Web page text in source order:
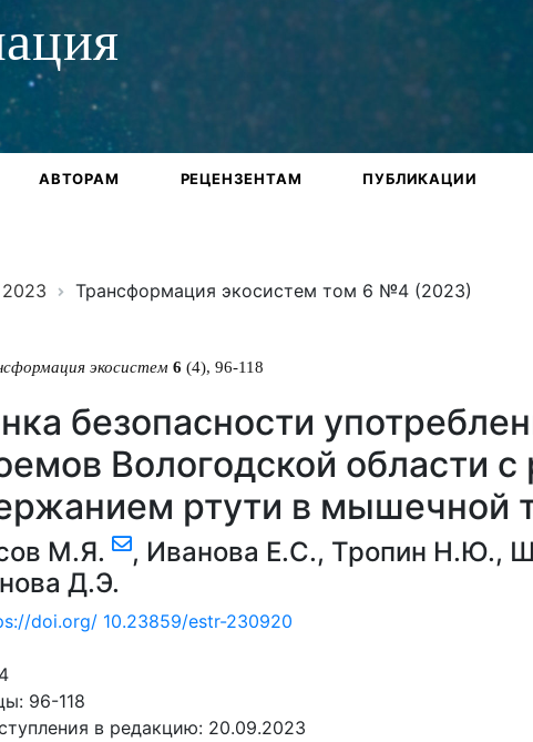
АВТОРАМ РЕЦЕНЗЕНТАМ ПУБЛИКАЦИИ
2023 Трансформация экосистем том 6 №4 (2023)
экосистем 6 (4), 96-118
безопасности
Вологодской области
ртути в мышечной
М.Я. , Иванова Е.С., Тропин Н.Ю.,
Д.Э.
doi.org/ 10.23859/estr-230920
96-118
в редакцию: 20.09.2023